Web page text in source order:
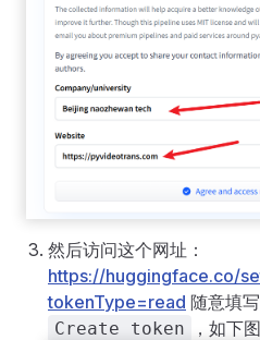
然后访问这个网址：
https://huggingface.co/
tokenType=read 随意填
Create token ，如下图